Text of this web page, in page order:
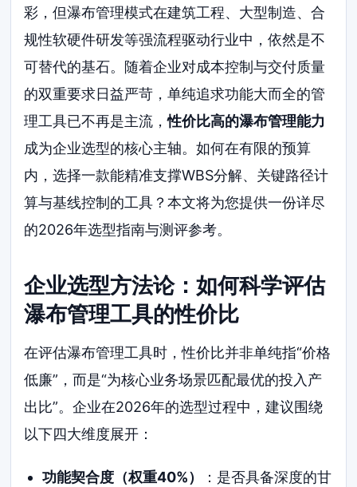
彩，但瀑布管理模式在建筑工程、大型制造、合
规性软硬件研发等强流程驱动行业中，依然是不
可替代的基石。随着企业对成本控制与交付质量
的双重要求日益严苛，单纯追求功能大而全的管
理工具已不再是主流，性价比高的瀑布管理能力
成为企业选型的核心主轴。如何在有限的预算
内，选择一款能精准支撑WBS分解、关键路径计
算与基线控制的工具？本文将为您提供一份详尽
的2026年选型指南与测评参考。
企业选型方法论：如何科学评估
瀑布管理工具的性价比
在评估瀑布管理工具时，性价比并非单纯指“价格
低廉”，而是“为核心业务场景匹配最优的投入产
出比”。企业在2026年的选型过程中，建议围绕
以下四大维度展开：
功能契合度（权重40%）
：是否具备深度的甘